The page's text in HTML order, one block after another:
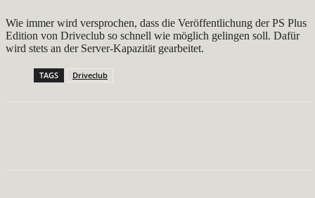
Wie immer wird versprochen, dass die Veröffentlichung der PS Plus
Edition von Driveclub so schnell wie möglich gelingen soll. Dafür
wird stets an der Server-Kapazität gearbeitet.
TAGS Driveclub